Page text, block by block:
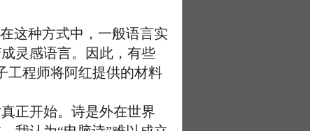
这种方式中，一般语言实
灵感语言。因此，有些
工程师将阿红提供的材料
正开始。诗是外在世界